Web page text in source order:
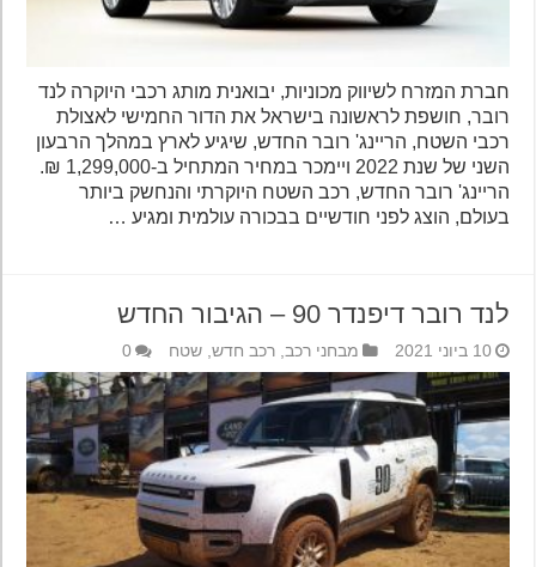
חברת המזרח לשיווק מכוניות, יבואנית מותג רכבי היוקרה לנד
רובר, חושפת לראשונה בישראל את הדור החמישי לאצולת
רכבי השטח, הריינג' רובר החדש, שיגיע לארץ במהלך הרבעון
השני של שנת 2022 ויימכר במחיר המתחיל ב-1,299,000 ₪.
הריינג' רובר החדש, רכב השטח היוקרתי והנחשק ביותר
בעולם, הוצג לפני חודשיים בבכורה עולמית ומגיע …
לנד רובר דיפנדר 90 – הגיבור החדש
10 ביוני 2021 מבחני רכב,רכב חדש,שטח 0